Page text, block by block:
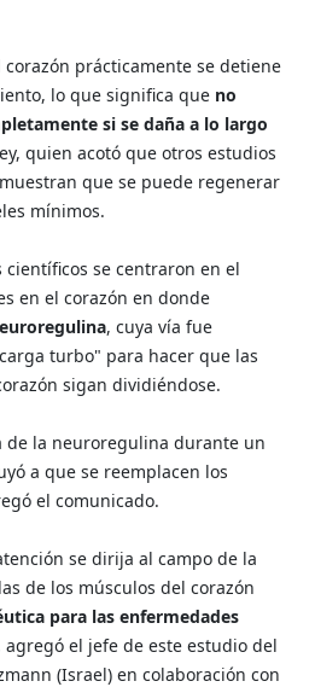
prácticamente se detiene
lo que significa que no
si se daña a lo largo
quien acotó que otros estudios
que se puede regenerar
mínimos.
científicos se centraron en el
en el corazón en donde
, cuya vía fue
turbo" para hacer que las
sigan dividiéndose.
de la neuroregulina durante un
a que se reemplacen los
el comunicado.
se dirija al campo de la
de los músculos del corazón
para las enfermedades
agregó el jefe de este estudio del
(Israel) en colaboración con